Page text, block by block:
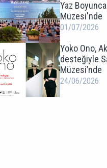
Yaz Boyunca
Müzesi'nde
01/07/2026
Yoko Ono,
desteğiyle
Müzesi’nde
24/06/2026